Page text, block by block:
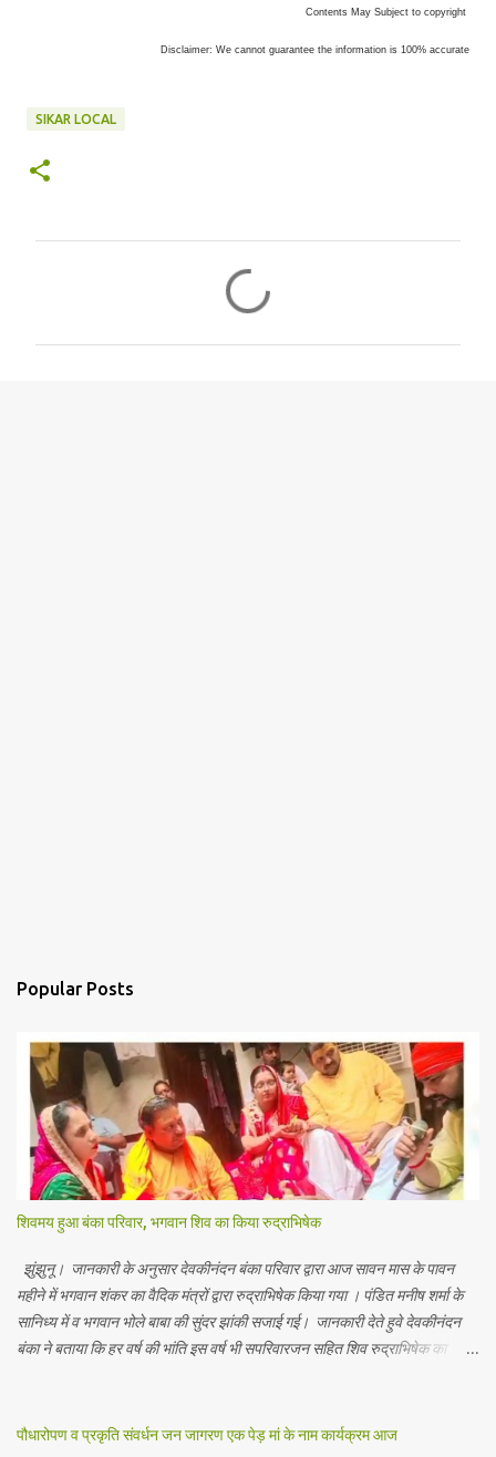
Contents May Subject to copyright
Disclaimer: We cannot guarantee the information is 100% accurate
SIKAR LOCAL
Popular Posts
शिवमय हुआ बंका परिवार, भगवान शिव का किया रुद्राभिषेक
झुंझुनू। जानकारी के अनुसार देवकीनंदन बंका परिवार द्वारा आज सावन मास के पावन
महीने में भगवान शंकर का वैदिक मंत्रों द्वारा रुद्राभिषेक किया गया । पंडित मनीष शर्मा के
सानिध्य में व भगवान भोले बाबा की सुंदर झांकी सजाई गई। जानकारी देते हुवे देवकीनंदन
बंका ने बताया कि हर वर्ष की भांति इस वर्ष भी सपरिवारजन सहित शिव रुद्राभिषेक का
भाविक, लाडो, मीना, रेनू, निर्मला, दीक्षा, मनीषा आदि सभी परिवार जन उपस्थित रहे।
पौधारोपण व प्रकृति संवर्धन जन जागरण एक पेड़ मां के नाम कार्यक्रम आज